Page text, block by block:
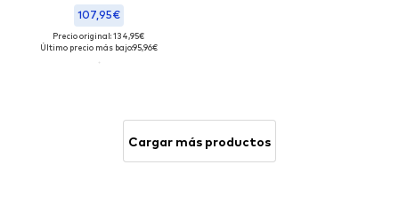
107,95€
Precio original: 134,95€
Último precio más bajo:95,96€
Cargar más productos